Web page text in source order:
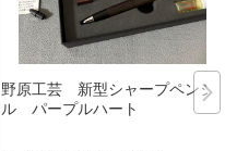
野原工芸 新型シャープペンシ
ル パープルハート